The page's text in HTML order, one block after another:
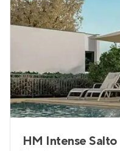
HM Intense Salto